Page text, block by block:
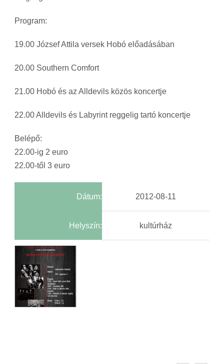
Program:
19.00 József Attila versek Hobó előadásában
20.00 Southern Comfort
21.00 Hobó és az Alldevils közös koncertje
22.00 Alldevils és Labyrint reggelig tartó koncertje
Belépő:
22.00-ig 2 euro
22.00-től 3 euro
Dátum: 2012-08-11
Helyszín: kultúrház